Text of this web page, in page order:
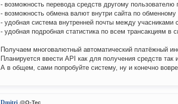
- возможность перевода средств другому пользователю
- возможность обмена валют внутри сайта по обменному
- удобная система внутренней почты между учасниками
- удобная подробная статистика по всем трансакциям в
Получаем многовалютный автоматический платёжный
Планируется ввести API как для получения средств так
А в общем, сами попробуйте систему, ну и конечно
Dmitri @Q-Tec